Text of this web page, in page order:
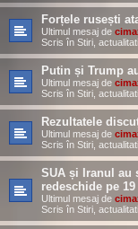
Forțele rusești
Ultimul mesaj de
Scris în Stiri,
Putin și Trump
Ultimul mesaj de
Scris în Stiri,
Rezultatele
Ultimul mesaj de
Scris în Stiri,
SUA și Iranul au
redeschide pe
Ultimul mesaj de
Scris în Stiri,